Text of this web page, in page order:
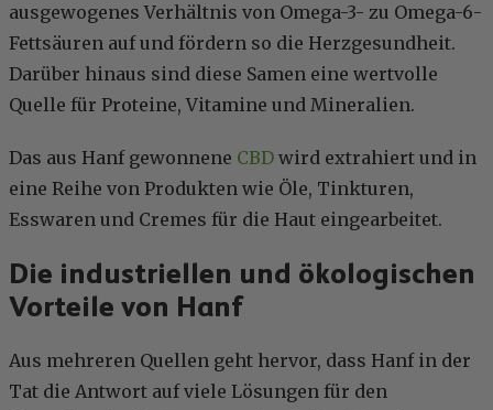
ausgewogenes Verhältnis von Omega-3- zu Omega-6-
Fettsäuren auf und fördern so die Herzgesundheit.
Darüber hinaus sind diese Samen eine wertvolle
Quelle für Proteine, Vitamine und Mineralien.
Das aus Hanf gewonnene CBD wird extrahiert und in
eine Reihe von Produkten wie Öle, Tinkturen,
Esswaren und Cremes für die Haut eingearbeitet.
Die industriellen und ökologischen
Vorteile von Hanf
Aus mehreren Quellen geht hervor, dass Hanf in der
Tat die Antwort auf viele Lösungen für den